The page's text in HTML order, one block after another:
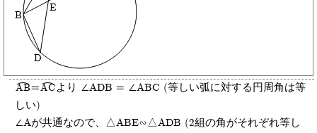
B
D
E
AB =AC より ∠ADB = ∠ABC (等しい弧に対する円周角は等
しい)
∠Aが共通なので、△ABE∽△ADB (2組の角がそれぞれ等し